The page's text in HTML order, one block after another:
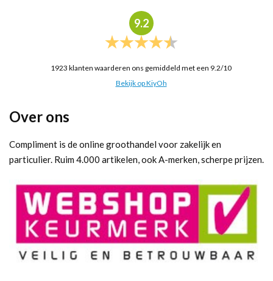
9.2
1923 klanten waarderen ons gemiddeld met een 9.2/10
Bekijk op KiyOh
Over ons
Compliment is de online groothandel voor zakelijk en
particulier. Ruim 4.000 artikelen, ook A-merken, scherpe prijzen.